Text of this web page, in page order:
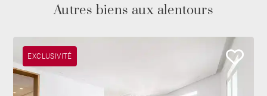
Autres biens aux alentours
EXCLUSIVITÉ